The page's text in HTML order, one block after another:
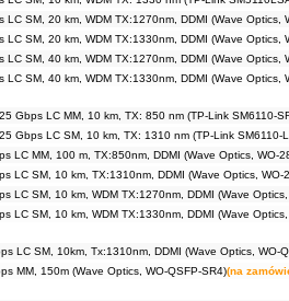
LC SM, 20 km, WDM TX:1270nm, DDMI (Wave Optics,
LC SM, 20 km, WDM TX:1330nm, DDMI (Wave Optics,
LC SM, 40 km, WDM TX:1270nm, DDMI (Wave Optics,
LC SM, 40 km, WDM TX:1330nm, DDMI (Wave Optics,
Gbps LC MM, 10 km, TX: 850 nm (TP-Link SM6110-
Gbps LC SM, 10 km, TX: 1310 nm (TP-Link SM6110-
LC MM, 100 m, TX:850nm, DDMI (Wave Optics, WO-
LC SM, 10 km, TX:1310nm, DDMI (Wave Optics, WO-
LC SM, 10 km, WDM TX:1270nm, DDMI (Wave
LC SM, 10 km, WDM TX:1330nm, DDMI (Wave
LC SM, 10km, Tx:1310nm, DDMI (Wave Optics, WO-
MM, 150m (Wave Optics, WO-QSFP-SR4)(na